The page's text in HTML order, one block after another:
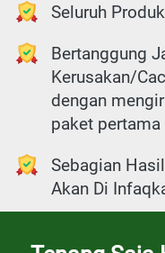
Seluruh
Bertanggung
Kerusakan/
dengan
paket
Sebagian
Akan Di